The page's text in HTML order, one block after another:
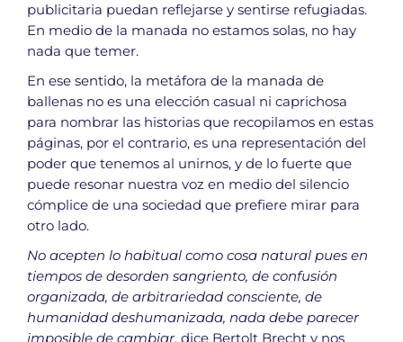
publicitaria puedan reflejarse y sentirse refugiadas.
En medio de la manada no estamos solas, no hay
nada que temer.
En ese sentido, la metáfora de la manada de
ballenas no es una elección casual ni caprichosa
para nombrar las historias que recopilamos en estas
páginas, por el contrario, es una representación del
poder que tenemos al unirnos, y de lo fuerte que
puede resonar nuestra voz en medio del silencio
cómplice de una sociedad que prefiere mirar para
otro lado.
No acepten lo habitual como cosa natural pues en
tiempos de desorden sangriento, de confusión
organizada, de arbitrariedad consciente, de
humanidad deshumanizada, nada debe parecer
imposible de cambiar, dice Bertolt Brecht y nos